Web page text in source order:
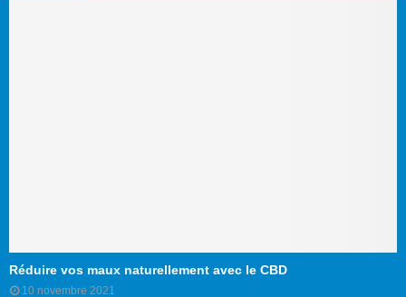
Réduire vos maux naturellement avec le CBD
10 novembre 2021